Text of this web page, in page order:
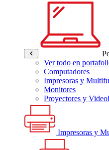
Ver todo en
Computadores
Impresoras y
Monitores
Proyectores y
Impresoras y